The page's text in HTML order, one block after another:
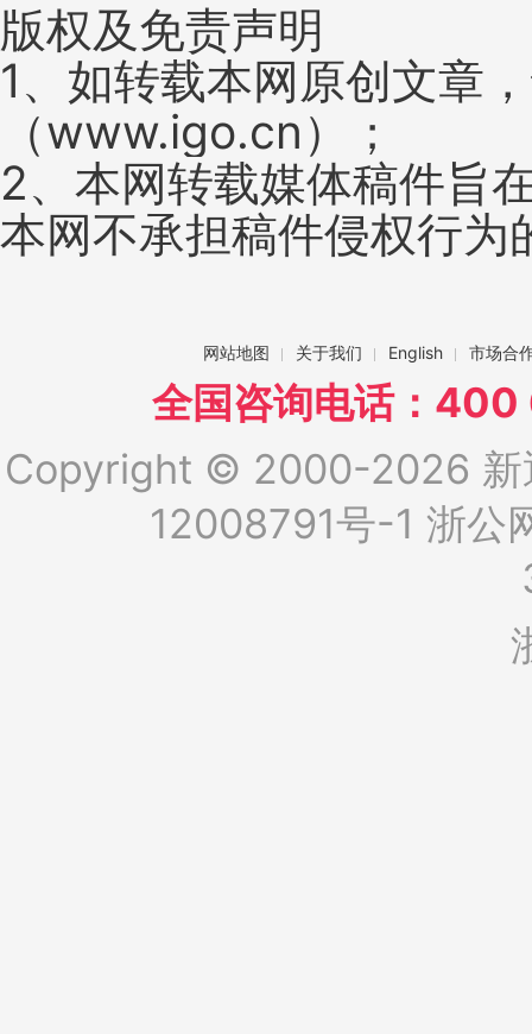
版权及免责声明
1、如转载本网原创文章
（www.igo.cn）；
2、本网转载媒体稿件旨
本网不承担稿件侵权行为
网站地图 关于我们 English 市场合
全国咨询电话：
Copyright © 2000-2026 新
12008791号-1 浙公